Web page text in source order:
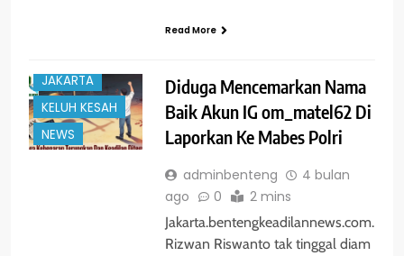
Read More
JAKARTA
KELUH KESAH
NEWS
Diduga Mencemarkan Nama
Baik Akun IG om_matel62 Di
Laporkan Ke Mabes Polri
adminbenteng
4 bulan
ago
0 2 mins
Jakarta.bentengkeadilannews.com.
Rizwan Riswanto tak tinggal diam